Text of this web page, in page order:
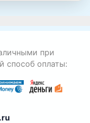
при
способ оплаты: